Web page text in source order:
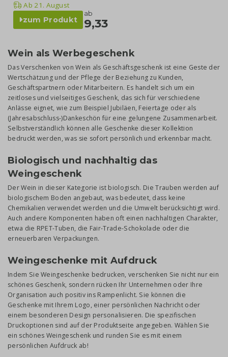
Ab 21. August
zum Produkt
ab
9,33
Wein als Werbegeschenk
Das Verschenken von Wein als Geschäftsgeschenk ist eine Geste der
Wertschätzung und der Pflege der Beziehung zu Kunden,
Geschäftspartnern oder Mitarbeitern. Es handelt sich um ein
zeitloses und vielseitiges Geschenk, das sich für verschiedene
Anlässe eignet, wie zum Beispiel Jubiläen, Feiertage oder als
(Jahresabschluss-)Dankeschön für eine gelungene Zusammenarbeit.
Selbstverständlich können alle Geschenke dieser Kollektion
bedruckt werden, was sie sofort persönlich und erkennbar macht.
Biologisch und nachhaltig das
Weingeschenk
Der Wein in dieser Kategorie ist biologisch. Die Trauben werden auf
biologischem Boden angebaut, was bedeutet, dass keine
Chemikalien verwendet werden und die Umwelt berücksichtigt wird.
Auch andere Komponenten haben oft einen nachhaltigen Charakter,
etwa die RPET-Tuben, die Fair-Trade-Schokolade oder die
erneuerbaren Verpackungen.
Weingeschenke mit Aufdruck
Indem Sie Weingeschenke bedrucken, verschenken Sie nicht nur ein
schönes Geschenk, sondern rücken Ihr Unternehmen oder Ihre
Organisation auch positiv ins Rampenlicht. Sie können die
Geschenke mit Ihrem Logo, einer persönlichen Nachricht oder
einem besonderen Design personalisieren. Die spezifischen
Druckoptionen sind auf der Produktseite angegeben. Wählen Sie
ein schönes Weingeschenk und runden Sie es mit einem
persönlichen Aufdruck ab!